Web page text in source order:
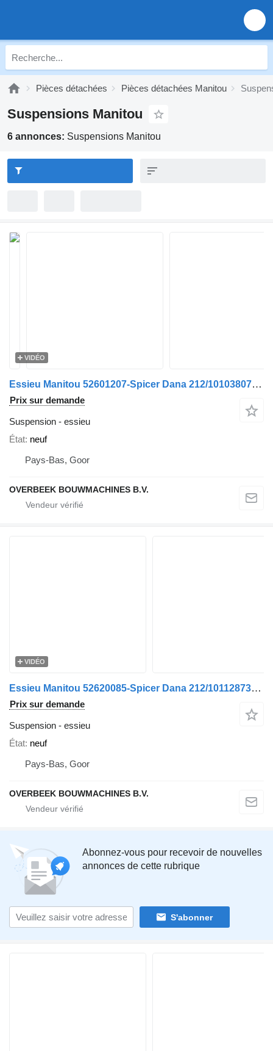
Pièces détachées Pièces détachées Manitou
Suspensions Manitou
6 annonces: Suspensions Manitou
VIDÉO
Essieu Manitou 52601207-Spicer Dana 212/10103807- /Achse/As
Prix sur demande
Suspension - essieu
État neuf
Pays-Bas, Goor
OVERBEEK BOUWMACHINES B.V.
VIDÉO
Essieu Manitou 52620085-Spicer Dana 212/10112873- /Achse/As
Prix sur demande
Suspension - essieu
État neuf
Pays-Bas, Goor
OVERBEEK BOUWMACHINES B.V.
Abonnez-vous pour recevoir de nouvelles
annonces de cette rubrique
S'abonner